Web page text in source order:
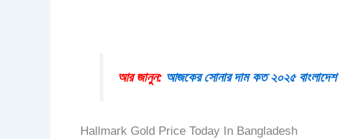
আর জানুন: আজকের সোনার দাম কত ২০২৫ বাংলাদেশ
Hallmark Gold Price Today In Bangladesh